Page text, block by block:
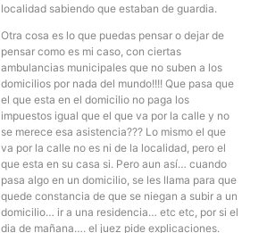
localidad sabiendo que estaban de guardia.
Otra cosa es lo que puedas pensar o dejar de
pensar como es mi caso, con ciertas
ambulancias municipales que no suben a los
domicilios por nada del mundo!!!! Que pasa que
el que esta en el domicilio no paga los
impuestos igual que el que va por la calle y no
se merece esa asistencia??? Lo mismo el que
va por la calle no es ni de la localidad, pero el
que esta en su casa si. Pero aun así… cuando
pasa algo en un domicilio, se les llama para que
quede constancia de que se niegan a subir a un
domicilio… ir a una residencia… etc etc, por si el
dia de mañana…. el juez pide explicaciones.